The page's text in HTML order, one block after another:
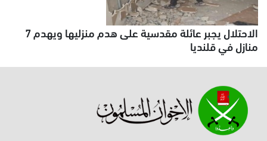
الاحتلال يجبر عائلة مقدسية على هدم منزليها ويهدم 7
منازل في قلنديا